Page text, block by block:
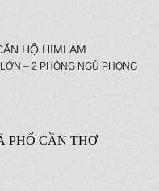
HỘ HIMLAM
– 2 PHÒNG NGỦ PHONG